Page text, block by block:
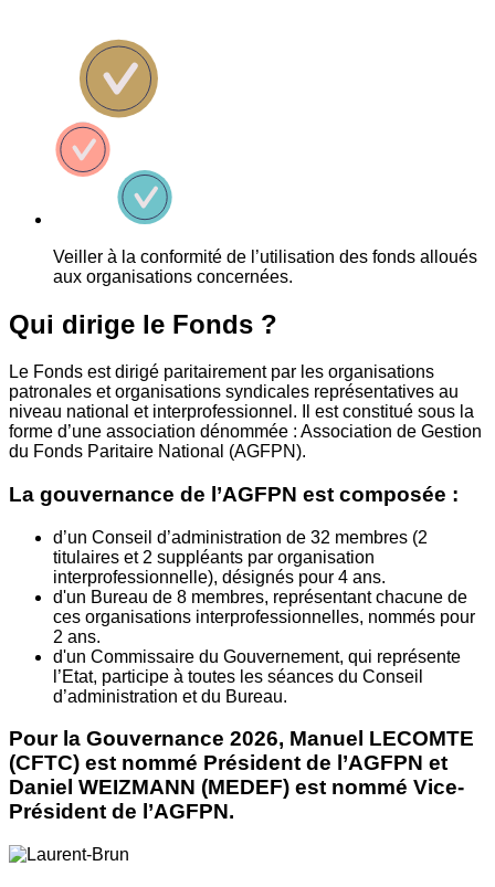
Veiller à la conformité de l’utilisation des fonds alloués
aux organisations concernées.
Qui dirige le Fonds ?
Le Fonds est dirigé paritairement par les organisations
patronales et organisations syndicales représentatives au
niveau national et interprofessionnel. Il est constitué sous la
forme d’une association dénommée : Association de Gestion
du Fonds Paritaire National (AGFPN).
La gouvernance de l’AGFPN est composée :
d’un Conseil d’administration de 32 membres (2
titulaires et 2 suppléants par organisation
interprofessionnelle), désignés pour 4 ans.
d'un Bureau de 8 membres, représentant chacune de
ces organisations interprofessionnelles, nommés pour
2 ans.
d'un Commissaire du Gouvernement, qui représente
l’Etat, participe à toutes les séances du Conseil
d’administration et du Bureau.
Pour la Gouvernance 2026, Manuel LECOMTE
(CFTC) est nommé Président de l’AGFPN et
Daniel WEIZMANN (MEDEF) est nommé Vice-
Président de l’AGFPN.